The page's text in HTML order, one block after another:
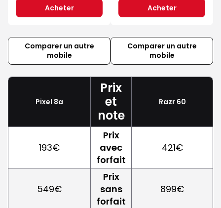
Acheter Acheter
Comparer un autre
mobile
Comparer un autre
mobile
Pixel 8a
Prix
et
note
Razr 60
193€
Prix
avec
forfait
421€
549€
Prix
sans
forfait
899€